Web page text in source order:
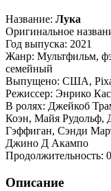
Название: Лука
Оригинальное
Год выпуска: 2021
Жанр: Мультфильм,
семейный
Выпущено: США, Pixar
Режиссер: Энрико
В ролях: Джейкоб
Коэн, Майя
Гэффиган, Сэнди
Джино Д Акампо
Продолжительность:
Описание